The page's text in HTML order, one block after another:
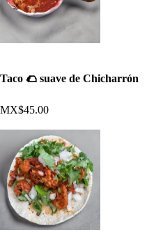
Taco 🌮 suave de Chicharrón
MX$45.00